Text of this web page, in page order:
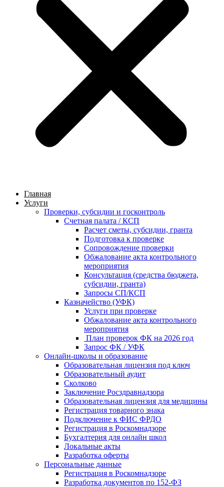
Главная
Услуги
Проверки, субсидии и госконтроль
Счетная палата / КСП
Расчет сметы, субсидии, гранта
Подготовка к проверке
Сопровождение проверки
Обжалование акта контрольного
мероприятия
Консультация (средства бюджета,
субсидии, гранта)
Запросы СП/КСП
Казначейство (УФК)
Услуги при проверке
Обжалование акта контрольного
мероприятия
План проверок ФК на 2026 год
Запрос ФК / УФК
Онлайн-школы и образование
Образовательная лицензия под ключ
Образовательный аудит
Сколково
Заключение Росздравнадзора
Образовательная лицензия для медицины
Регистрация товарного знака
Подключение к ФИС ФРДО
Регистрация в Роскомнадзоре
Бухгалтерия для онлайн школ
Локальные акты
Разработка оферты
Персональные данные
Регистрация в Роскомнадзоре
Разработка документов по 152-ФЗ